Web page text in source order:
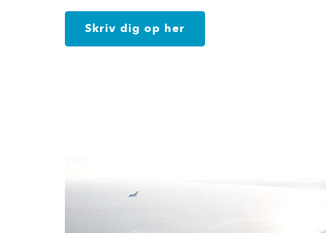
Skriv dig op her